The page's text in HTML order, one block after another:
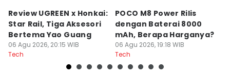
Review UGREEN x Honkai:
Star Rail, Tiga Aksesori
Bertema Yao Guang
06 Agu 2026, 20:15 WIB
Tech
POCO M8 Power Rilis
dengan Baterai 8000
mAh, Berapa Harganya?
06 Agu 2026, 19:18 WIB
Tech